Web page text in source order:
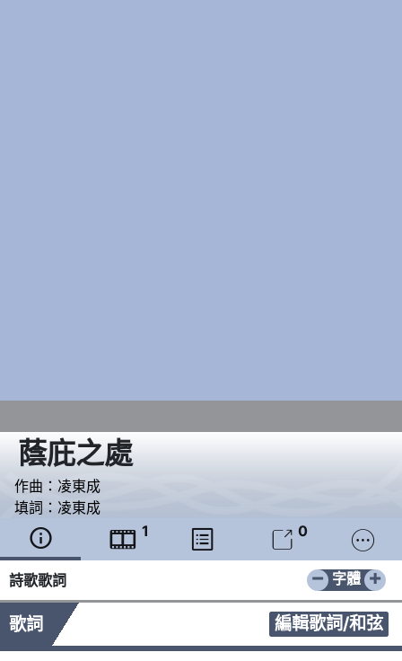
蔭庇之處
作曲： 凌東成
填詞： 凌東成
  1   0 
詩歌歌詞 − +
字體
歌詞 編輯歌詞/和弦